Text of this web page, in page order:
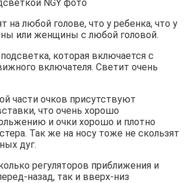
на любой голове, что у ребенка, что у
или женщины с любой головой.
которая включается с
включателя. Светит очень
части очков присутствуют
что очень хорошо
и очки хорошо и плотно
Так же на носу тоже не скользят
дуг.
регуляторов приближения и
назад, так и вверх-низ